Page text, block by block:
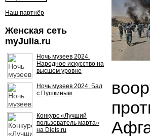
Наш партнёр
Женская сеть
myJulia.ru
Ночь музеев 2024.
Народное искусство на
высшем уровне
Ночь музеев 2024. Бал
с Пушкиным
Конкурс «Лучший
пользователь марта»
на Diets.ru